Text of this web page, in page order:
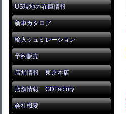
US現地の在庫情報
新車カタログ
輸入シュミレーション
予約販売
店舗情報 東京本店
店舗情報 GDFactory
会社概要